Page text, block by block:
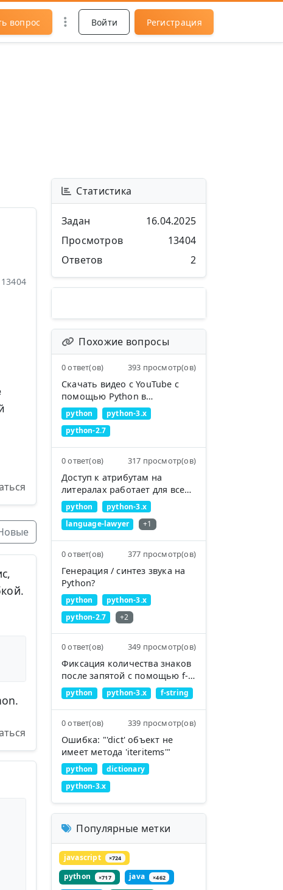
вопрос Войти Регистрация
13404
Статистика
Задан
16.04.2025
Просмотров
13404
Ответов
2
Похожие вопросы
0 ответ(ов) 393 просмотр(ов)
Скачать видео с YouTube с
помощью Python в
определённую директорию
python
python-3.x
python-2.7
0 ответ(ов) 317 просмотр(ов)
Доступ к атрибутам на
литералах работает для всех
типов, кроме `int`; почему?
python
python-3.x
language-lawyer
+1
0 ответ(ов) 377 просмотр(ов)
Генерация / синтез звука на
Python?
python
python-3.x
python-2.7
+2
0 ответ(ов) 349 просмотр(ов)
Фиксация количества знаков
после запятой с помощью f-
строк
python python-3.x f-string
0 ответ(ов) 339 просмотр(ов)
Ошибка: "'dict' объект не
имеет метода 'iteritems'"
python
dictionary
python-3.x
Популярные метки
javascript ×724
python ×717 java ×462